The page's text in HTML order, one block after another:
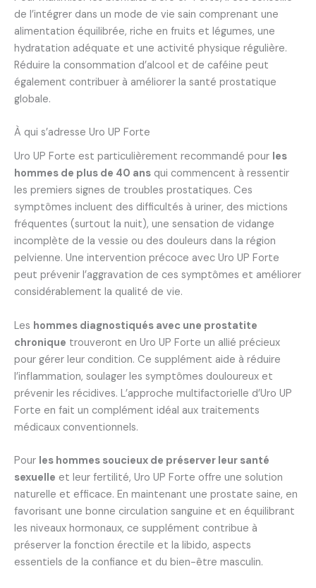
de l’intégrer dans un mode de vie sain comprenant une
alimentation équilibrée, riche en fruits et légumes, une
hydratation adéquate et une activité physique régulière.
Réduire la consommation d’alcool et de caféine peut
également contribuer à améliorer la santé prostatique
globale.
À qui s’adresse Uro UP Forte
Uro UP Forte est particulièrement recommandé pour les
hommes de plus de 40 ans qui commencent à ressentir
les premiers signes de troubles prostatiques. Ces
symptômes incluent des difficultés à uriner, des mictions
fréquentes (surtout la nuit), une sensation de vidange
incomplète de la vessie ou des douleurs dans la région
pelvienne. Une intervention précoce avec Uro UP Forte
peut prévenir l’aggravation de ces symptômes et améliorer
considérablement la qualité de vie.
Les hommes diagnostiqués avec une prostatite
chronique trouveront en Uro UP Forte un allié précieux
pour gérer leur condition. Ce supplément aide à réduire
l’inflammation, soulager les symptômes douloureux et
prévenir les récidives. L’approche multifactorielle d’Uro UP
Forte en fait un complément idéal aux traitements
médicaux conventionnels.
Pour les hommes soucieux de préserver leur santé
sexuelle et leur fertilité, Uro UP Forte offre une solution
naturelle et efficace. En maintenant une prostate saine, en
favorisant une bonne circulation sanguine et en équilibrant
les niveaux hormonaux, ce supplément contribue à
préserver la fonction érectile et la libido, aspects
essentiels de la confiance et du bien-être masculin.